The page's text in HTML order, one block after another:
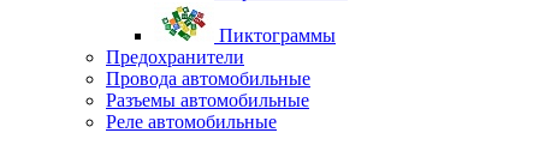
Пиктограммы
Предохранители
Провода автомобильные
Разъемы автомобильные
Реле автомобильные